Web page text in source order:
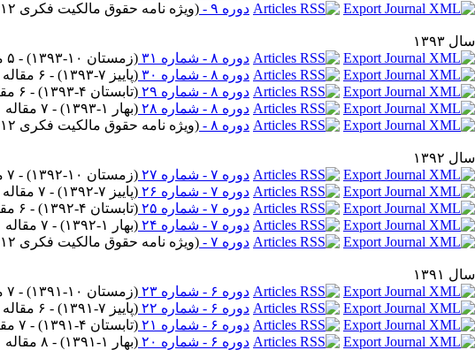
دوره ۹ -
(ویژه نامه حقوق مالکیت فکری ۱۲-۱۳۹۴
سال ۱۳۹۳
دوره ۸ - شماره ۳۱
(زمستان ۱۰-۱۳۹۳
) - ۵ مقاله
دوره ۸ - شماره ۳۰
(پاییز ۷-۱۳۹۳
) - ۶ مقاله
دوره ۸ - شماره ۲۹
(تابستان ۴-۱۳۹۳
) - ۶ مقاله
دوره ۸ - شماره ۲۸
(بهار ۱-۱۳۹۳
) - ۷ مقاله
دوره ۸ -
(ویژه نامه حقوق مالکیت فکری ۱۲-۱۳۹۳
سال ۱۳۹۲
دوره ۷ - شماره ۲۷
(زمستان ۱۰-۱۳۹۲
) - ۷ مقاله
دوره ۷ - شماره ۲۶
(پاییز ۷-۱۳۹۲
) - ۷ مقاله
دوره ۷ - شماره ۲۵
(تابستان ۴-۱۳۹۲
) - ۶ مقاله
دوره ۷ - شماره ۲۴
(بهار ۱-۱۳۹۲
) - ۷ مقاله
دوره ۷ -
(ویژه نامه حقوق مالکیت فکری ۱۲-۱۳۹۲
سال ۱۳۹۱
دوره ۶ - شماره ۲۳
(زمستان ۱۰-۱۳۹۱
) - ۷ مقاله
دوره ۶ - شماره ۲۲
(پاییز ۷-۱۳۹۱
) - ۶ مقاله
دوره ۶ - شماره ۲۱
(تابستان ۴-۱۳۹۱
) - ۷ مقاله
دوره ۶ - شماره ۲۰
(بهار ۱-۱۳۹۱
) - ۸ مقاله